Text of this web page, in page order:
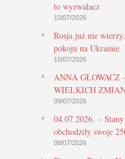
to wyzwalacz
10/07/2026
Rosja już nie
pokoju na Ukrainie
10/07/2026
ANNA GŁOWACZ
WIELKICH ZMIAN
09/07/2026
04.07.2026. –
obchodziły swoje
08/07/2026